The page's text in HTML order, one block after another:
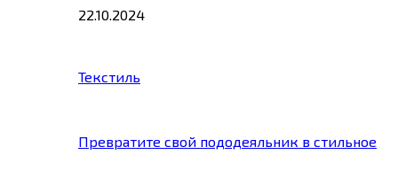
22.10.2024
Текстиль
Превратите свой пододеяльник в стильное